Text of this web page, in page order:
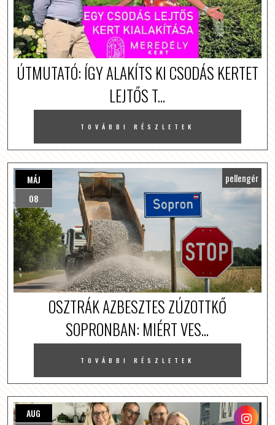
ÚTMUTATÓ: ÍGY ALAKÍTS KI CSODÁS KERTET
LEJTŐS T...
TOVÁBBI RÉSZLETEK
MÁJ
08
pellengér
OSZTRÁK AZBESZTES ZÚZOTTKŐ
SOPRONBAN: MIÉRT VES...
TOVÁBBI RÉSZLETEK
AUG